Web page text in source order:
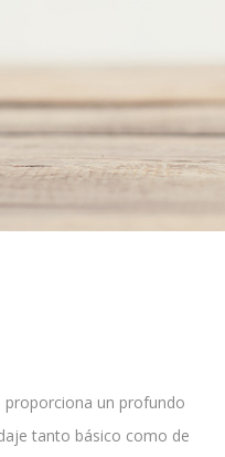
un profundo
tanto básico como de